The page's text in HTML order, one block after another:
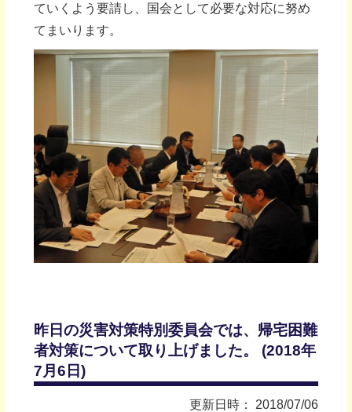
ていくよう要請し、国会として必要な対応に努め
てまいります。
昨日の災害対策特別委員会では、帰宅困難
者対策について取り上げました。 (2018年
7月6日)
更新日時： 2018/07/06